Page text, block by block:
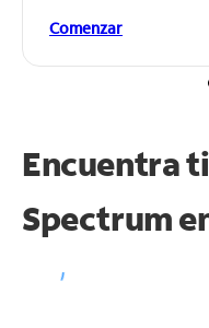
Comenzar
Encuentra
Spectrum